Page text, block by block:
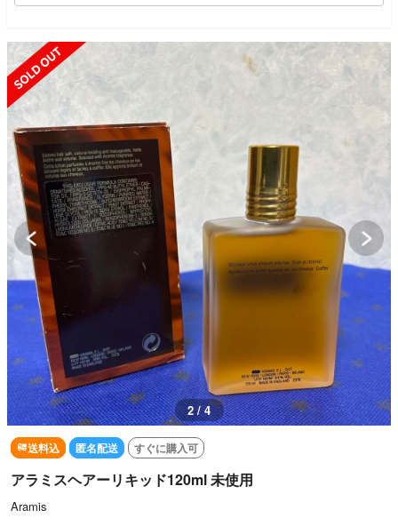
SOLD OUT
3 / 4
送料込 匿名配送 すぐに購入可
アラミスヘアーリキッド120ml 未使用
Aramis